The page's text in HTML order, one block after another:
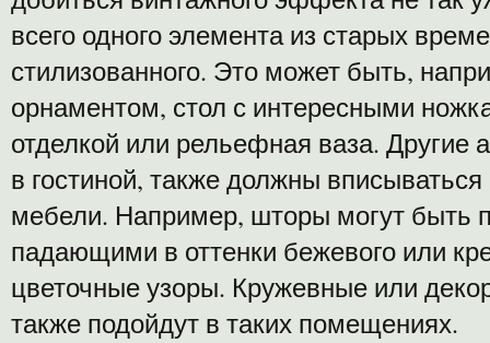
всего одного элемента из старых
стилизованного. Это может быть,
орнаментом, стол с интересными
отделкой или рельефная ваза. Другие
в гостиной, также должны
мебели. Например, шторы могут быть
падающими в оттенки бежевого или
цветочные узоры. Кружевные или
также подойдут в таких помещениях.